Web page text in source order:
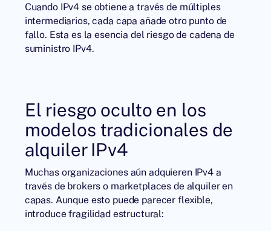
Cuando IPv4 se obtiene a través de múltiples
intermediarios, cada capa añade otro punto de
fallo. Esta es la esencia del riesgo de cadena de
suministro IPv4.
El riesgo oculto en los
modelos tradicionales de
alquiler IPv4
Muchas organizaciones aún adquieren IPv4 a
través de brokers o marketplaces de alquiler en
capas. Aunque esto puede parecer flexible,
introduce fragilidad estructural: